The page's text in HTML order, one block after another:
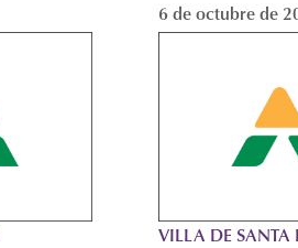
6 de octubre de
VILLA DE SANTA